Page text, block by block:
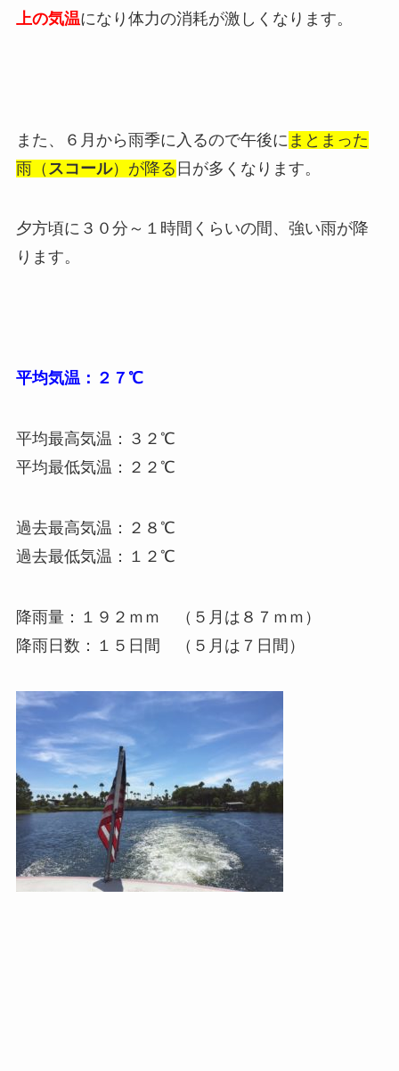
上の気温になり体力の消耗が激しくなります。
また、６月から雨季に入るので午後に まとまった
雨（ スコール）が降る 日が多くなります。
夕方頃に３０分～１時間くらいの間、強い雨が降
ります。
平均気温：２７℃
平均最高気温：３２℃
平均最低気温：２２℃
過去最高気温：２８℃
過去最低気温：１２℃
降雨量：１９２ｍｍ （５月は８７ｍｍ）
降雨日数：１５日間 （５月は７日間）